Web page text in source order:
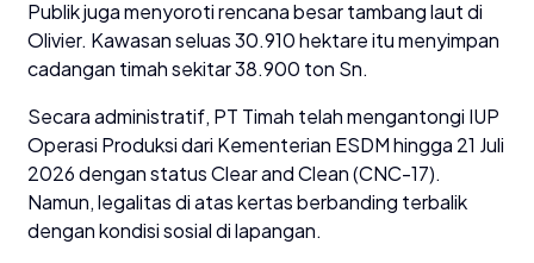
Publik juga menyoroti rencana besar tambang laut di
Olivier. Kawasan seluas 30.910 hektare itu menyimpan
cadangan timah sekitar 38.900 ton Sn.
Secara administratif, PT Timah telah mengantongi IUP
Operasi Produksi dari Kementerian ESDM hingga 21 Juli
2026 dengan status Clear and Clean (CNC-17).
Namun, legalitas di atas kertas berbanding terbalik
dengan kondisi sosial di lapangan.